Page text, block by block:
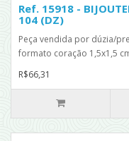
Ref. 15918 -
104 (DZ)
Peça vendida por dúzia/
formato coração 1,5x1,5
R$66,31